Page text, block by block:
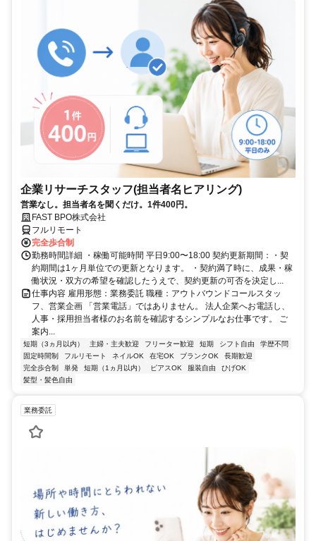
企業リサーチスタッフ(担当者名ヒアリング)
営業なし。担当者名を聞くだけ。1件400円。
FAST BPO株式会社
フルリモート
完全歩合制
勤務時間詳細 ・稼働可能時間 平日9:00〜18:00 契約更新期間：・契
約期間は1ヶ月単位での更新となります。 ・契約満了時に、成果・稼
働状況・双方の希望を確認したうえで、契約更新の可否を決定し...
仕事内容 雇用形態：業務委託 職種：アウトバウンドコールスタッ
フ、営業企画 「営業電話」ではありません。 法人企業へお電話し、
人事・採用担当者様のお名前を確認するシンプルなお仕事です。 ご
案内...
短期（3ヵ月以内） 主婦・主夫歓迎 フリーター歓迎 短期 シフト自由
学歴不問
固定時間制
フルリモート ネイルOK 在宅OK ブランクOK
長期歓迎
完全歩合制
単発 短期（1ヵ月以内） ピアスOK 服装自由
ひげOK
髪型・髪色自由
業務委託